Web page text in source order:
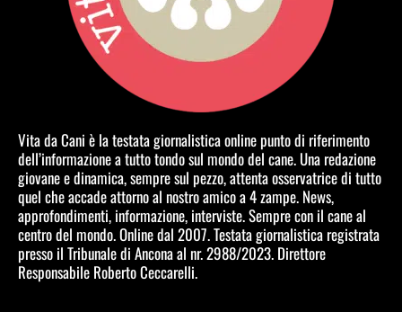
Vita da Cani è la testata giornalistica online punto di riferimento
dell’informazione a tutto tondo sul mondo del cane. Una redazione
giovane e dinamica, sempre sul pezzo, attenta osservatrice di tutto
quel che accade attorno al nostro amico a 4 zampe. News,
approfondimenti, informazione, interviste. Sempre con il cane al
centro del mondo. Online dal 2007. Testata giornalistica registrata
presso il Tribunale di Ancona al nr. 2988/2023. Direttore
Responsabile Roberto Ceccarelli.